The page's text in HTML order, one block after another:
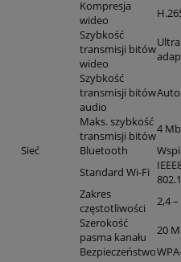
Kompresja
wideo
Szybkość
transmisji bitów
wideo
Szybkość
transmisji bitów
audio
Maks. szybkość
transmisji bitów4
Sieć
Bluetooth
Standard Wi-Fi
Zakres
częstotliwości
2,4
Szerokość
pasma kanału
20
Bezpieczeństwo